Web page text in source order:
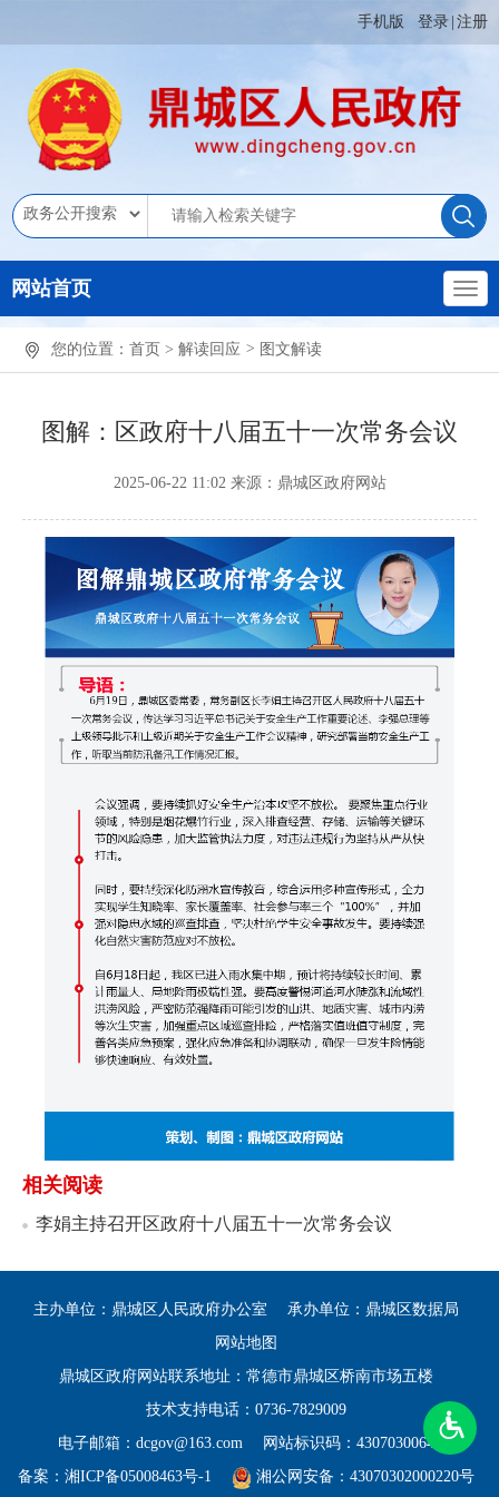
手机版 登录 注册
网站首页
您的位置： 首页 > 解读回应 > 图文解读
图解：区政府十八届五十一次常务会议
2025-06-22 11:02 来源：鼎城区政府网站
相关阅读
李娟主持召开区政府十八届五十一次常务会议
主办单位：鼎城区人民政府办公室
承办单位：鼎城区数据局
网站地图
鼎城区政府网站联系地址：常德市鼎城区桥南市场五楼
技术支持电话：0736-7829009
电子邮箱：dcgov@163.com
网站标识码：4307030064
备案： 湘ICP备05008463号-1 湘公网安备：43070302000220号